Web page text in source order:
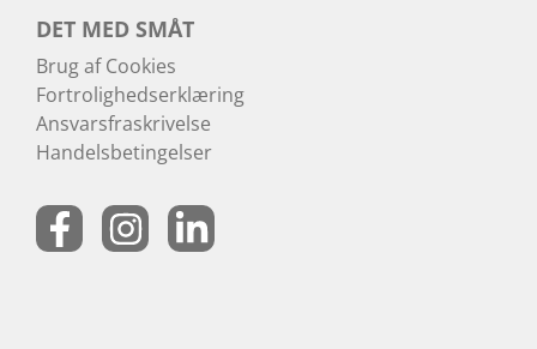
DET MED SMÅT
Brug af Cookies
Fortrolighedserklæring
Ansvarsfraskrivelse
Handelsbetingelser